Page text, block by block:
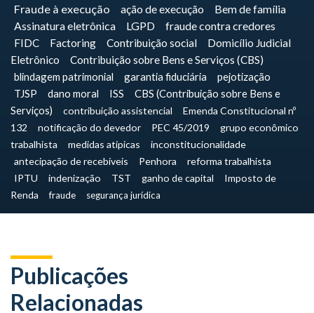
Fraude à execução
ação de execução
Bem de família
Assinatura eletrônica
LGPD fraude contra credores
FIDC Factoring Contribuição social
Domicílio Judicial
Eletrônico
Contribuição sobre Bens e Serviços (CBS)
blindagem patrimonial
garantia fiduciária
pejotização
TJSP
dano moral ISS
CBS (Contribuição sobre Bens e
Serviços)
contribuição assistencial
Emenda Constitucional nº
132
notificação do devedor PEC 45/2019
grupo econômico
trabalhista
medidas atípicas
inconstitucionalidade
antecipação de recebíveis
Penhora
reforma trabalhista
IPTU
indenização TST ganho de capital
Imposto de
Renda
fraude segurança jurídica
Publicações
Relacionadas